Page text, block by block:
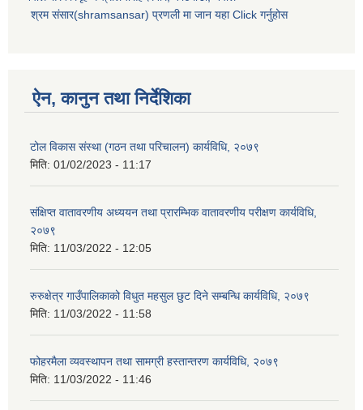
श्रम संसार(shramsansar) प्रणली मा जान यहा Click गर्नुहोस
ऐन, कानुन तथा निर्देशिका
टोल विकास संस्था (गठन तथा परिचालन) कार्यविधि, २०७९
मिति: 01/02/2023 - 11:17
संक्षिप्त वातावरणीय अध्ययन तथा प्रारम्भिक वातावरणीय परीक्षण कार्यविधि,
२०७९
मिति: 11/03/2022 - 12:05
रुरुक्षेत्र गाउँपालिकाको विधुत महसुल छुट दिने सम्बन्धि कार्यविधि, २०७९
मिति: 11/03/2022 - 11:58
फोहरमैला व्यवस्थापन तथा सामग्री हस्तान्तरण कार्यविधि, २०७९
मिति: 11/03/2022 - 11:46